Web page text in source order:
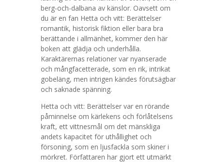
berg-och-dalbana av känslor. Oavsett om
du är en fan Hetta och vitt: Berättelser
romantik, historisk fiktion eller bara bra
berättande i allmänhet, kommer den här
boken att glädja och underhålla.
Karaktärernas relationer var nyanserade
och mångfacetterade, som en rik, intrikat
gobeläng, men intrigen kändes förutsägbar
och saknade spänning.
Hetta och vitt: Berättelser var en rörande
påminnelse om kärlekens och förlåtelsens
kraft, ett vittnesmål om det mänskliga
andets kapacitet för uthållighet och
försoning, som en ljusfackla som skiner i
mörkret. Författaren har gjort ett utmärkt